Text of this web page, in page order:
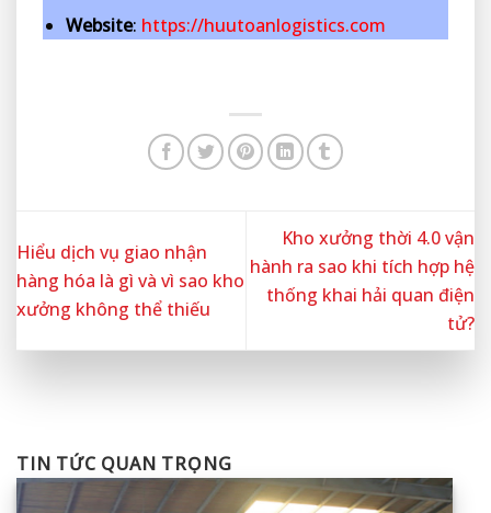
Website: https://huutoanlogistics.com
Hiểu dịch vụ giao nhận
hàng hóa là gì và vì sao kho
xưởng không thể thiếu
Kho xưởng thời 4.0 vận
hành ra sao khi tích hợp hệ
thống khai hải quan điện
tử?
TIN TỨC QUAN TRỌNG